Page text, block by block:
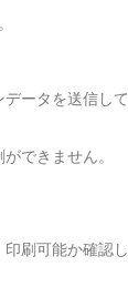
ータを送信して
できません。
刷可能か確認し